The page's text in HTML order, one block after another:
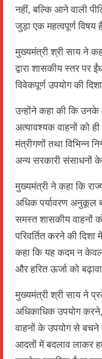
नहीं, बल्कि आने वाली
जुड़ा एक महत्वपूर्ण विषय
मुख्यमंत्री श्री साय ने
द्वारा शासकीय स्तर
विवेकपूर्ण उपयोग की
उन्होंने कहा की कि
अत्यावश्यक वाहनों को
मंत्रीगणों तथा विभिन्न
अन्य सरकारी संसाधनों
मुख्यमंत्री ने कहा कि
अधिक पर्यावरण अनुकूल
समस्त शासकीय वाहनों
परिवर्तित करने की दिशा
कहा कि यह कदम न
और हरित ऊर्जा को
मुख्यमंत्री श्री साय ने
अधिकाधिक उपयोग
वाहनों के उपयोग से बचने
आदतों में बदलाव लाकर